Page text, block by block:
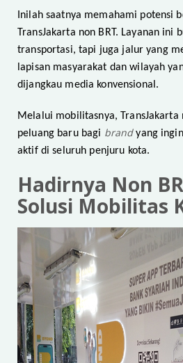
Inilah saatnya memahami potensi
TransJakarta non BRT. Layanan ini
transportasi, tapi juga jalur yang
lapisan masyarakat dan wilayah
dijangkau media konvensional.
Melalui mobilitasnya, TransJakarta
peluang baru bagi brandyang
aktif di seluruh penjuru kota.
Hadirnya Non
Solusi Mobilitas